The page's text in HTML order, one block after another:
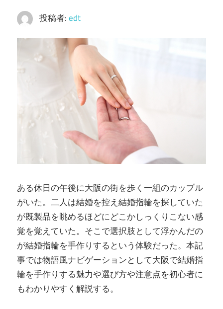
投稿者:edt
ある休日の午後に大阪の街を歩く一組のカップル
がいた。二人は結婚を控え結婚指輪を探していた
が既製品を眺めるほどにどこかしっくりこない感
覚を覚えていた。そこで選択肢として浮かんだの
が結婚指輪を手作りするという体験だった。本記
事では物語風ナビゲーションとして大阪で結婚指
輪を手作りする魅力や選び方や注意点を初心者に
もわかりやすく解説する。